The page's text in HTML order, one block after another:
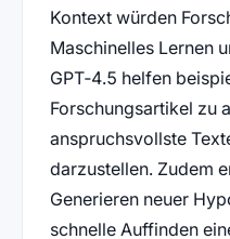
Kontext würden
Maschinelles Lernen
GPT‑4.5 helfen
Forschungsartikel zu
anspruchsvollste
darzustellen. Zudem
Generieren neuer
schnelle Auffinden